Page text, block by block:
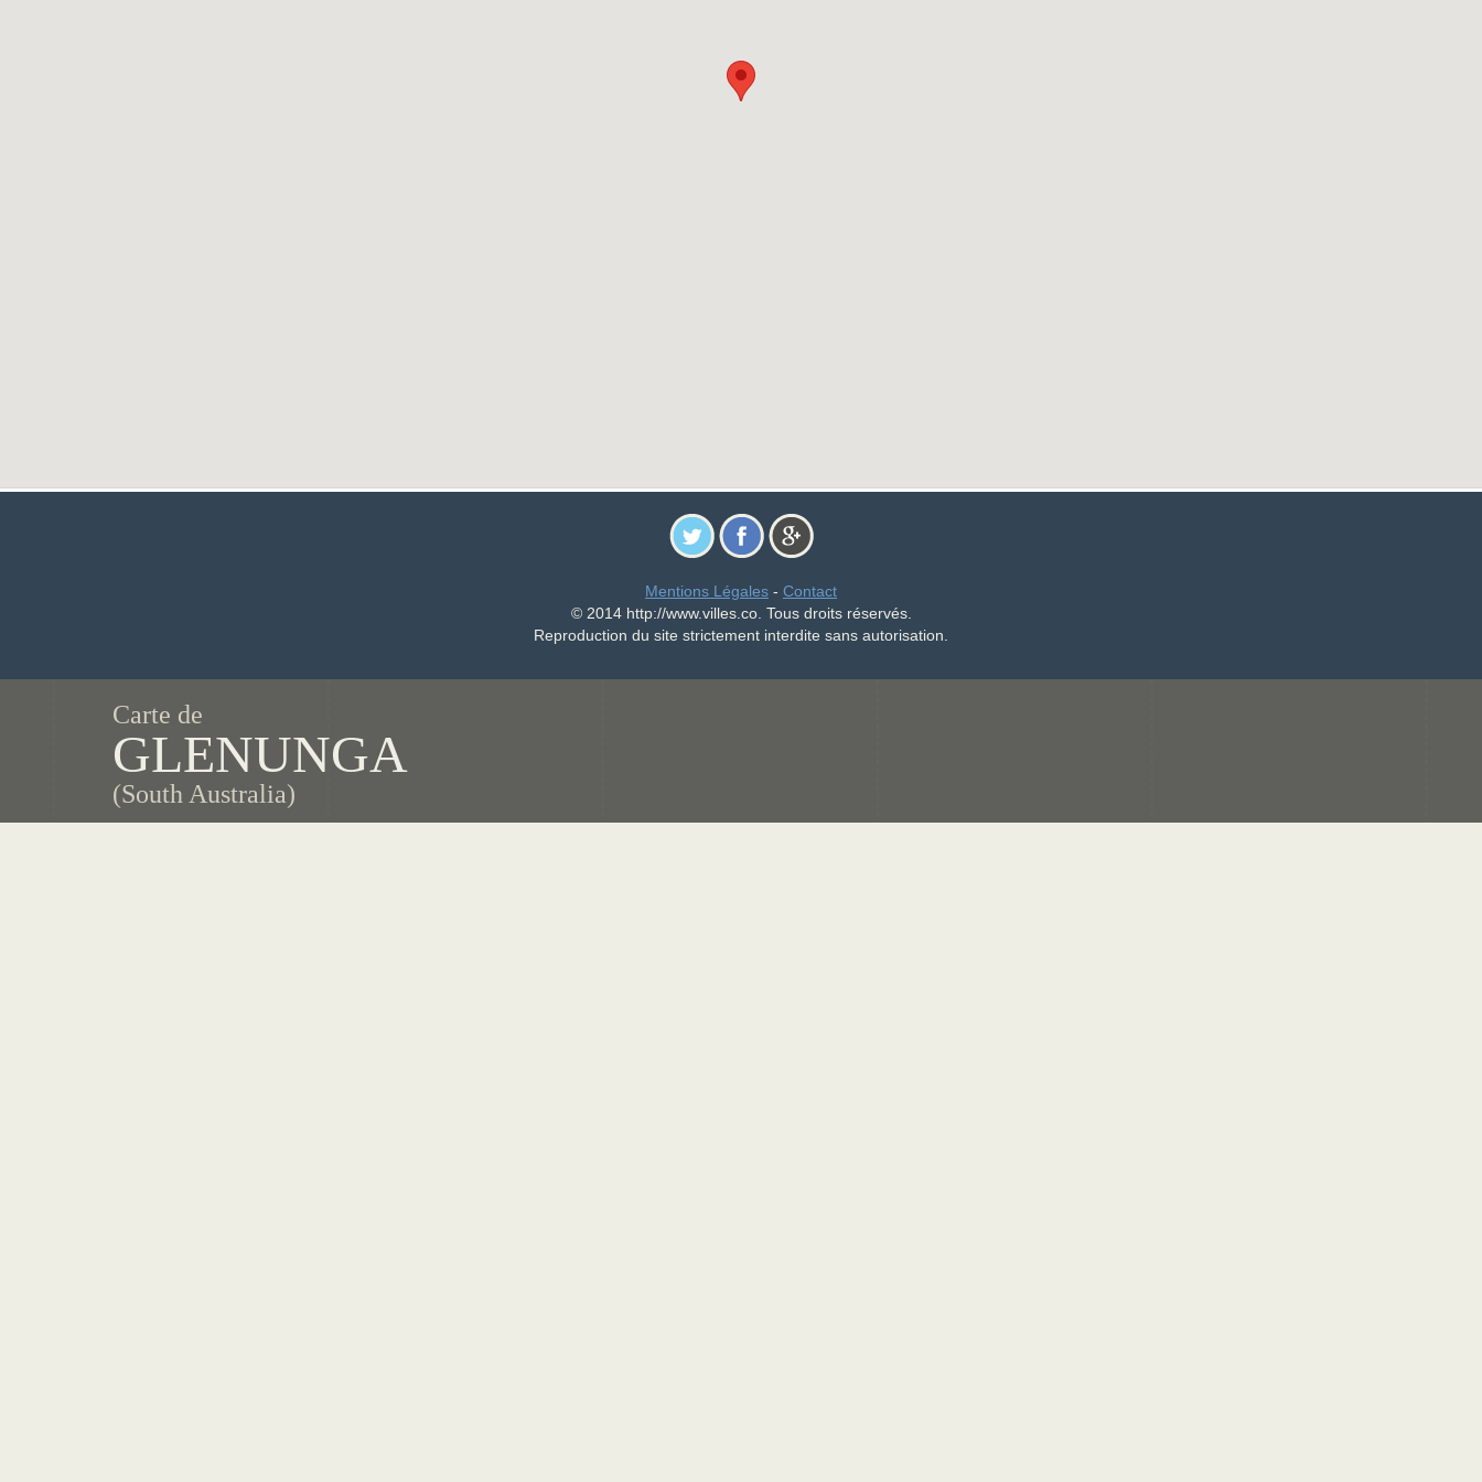
Mentions Légales - Contact
© 2014 http://www.villes.co. Tous droits réservés.
Reproduction du site strictement interdite sans autorisation.
Carte de
GLENUNGA
(South Australia)